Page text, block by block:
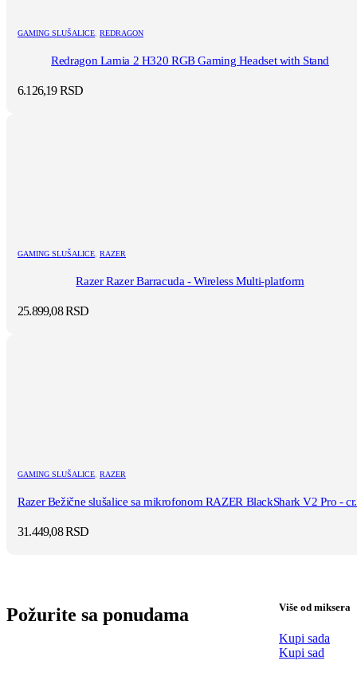
GAMING SLUŠALICE REDRAGON
Redragon Lamia 2 H320 RGB Gaming Headset with Stand
6.126,19RSD
GAMING SLUŠALICE RAZER
Razer Razer Barracuda - Wireless Multi-platform
25.899,08RSD
GAMING SLUŠALICE RAZER
Razer Bežične slušalice sa mikrofonom RAZER BlackShark V2 Pro -
31.449,08RSD
Požurite sa ponudama Više od miksera
Kupi sada
Kupi sad